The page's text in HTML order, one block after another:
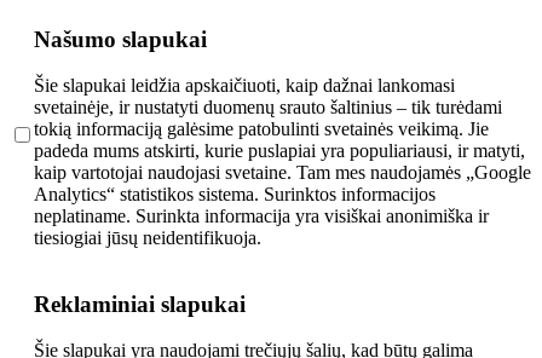
Našumo slapukai
Šie slapukai leidžia apskaičiuoti, kaip dažnai lankomasi
svetainėje, ir nustatyti duomenų srauto šaltinius – tik turėdami
tokią informaciją galėsime patobulinti svetainės veikimą. Jie
padeda mums atskirti, kurie puslapiai yra populiariausi, ir matyti,
kaip vartotojai naudojasi svetaine. Tam mes naudojamės „Google
Analytics“ statistikos sistema. Surinktos informacijos
neplatiname. Surinkta informacija yra visiškai anonimiška ir
tiesiogiai jūsų neidentifikuoja.
Reklaminiai slapukai
Šie slapukai yra naudojami trečiųjų šalių, kad būtų galima